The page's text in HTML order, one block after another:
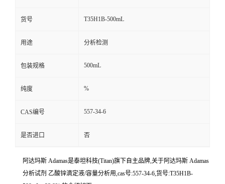
货号 T35H1B-500mL
用途 分析检测
包装规格 500mL
纯度 %
CAS编号 557-34-6
是否进口 否
阿达玛斯 Adamas是泰坦科技(Titan)旗下自主品牌,关于阿达玛斯 Adamas
分析试剂 乙酸锌滴定液/容量分析用,cas号:557-34-6,货号:T35H1B-